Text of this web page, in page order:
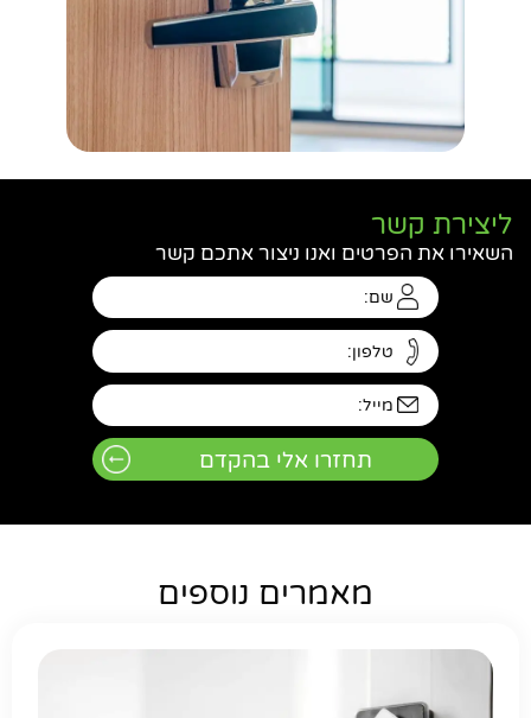
חפשו באתר
ליצירת קשר
השאירו את הפרטים ואנו ניצור אתכם קשר
מאמרים נוספים